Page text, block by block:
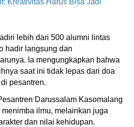
lebih dari 500 alumni lintas
hadir langsung dan
Ia mengungkapkan bahwa
saat ini tidak lepas dari doa
pesantren.
Darussalam Kasomalang
ilmu, melainkan juga
dan nilai kehidupan.